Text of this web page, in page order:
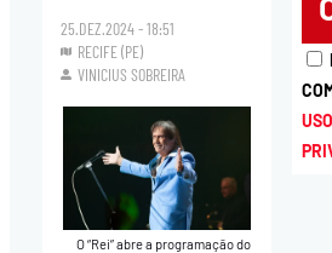
25.DEZ.2024 - 18:51
RECIFE (PE)
VINICIUS SOBREIRA
O “Rei” abre a programação do